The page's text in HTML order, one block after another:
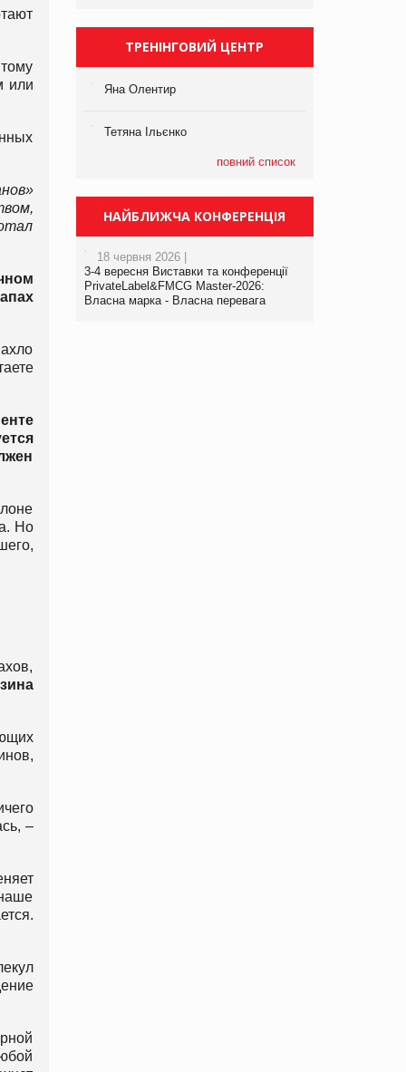
или
Но
–
ТРЕНІНГОВИЙ ЦЕНТР
Яна Олентир
Тетяна Ільєнко
повний список
НАЙБЛИЖЧА КОНФЕРЕНЦІЯ
18 червня 2026 |
3-4 вересня Виставки та конференції
PrivateLabel&FMCG Master-2026:
Власна марка - Власна перевага